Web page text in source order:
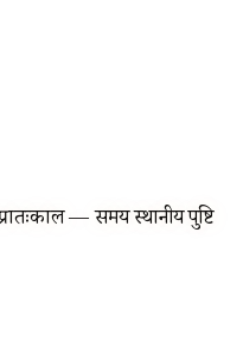
— समय स्थानीय पुष्टि